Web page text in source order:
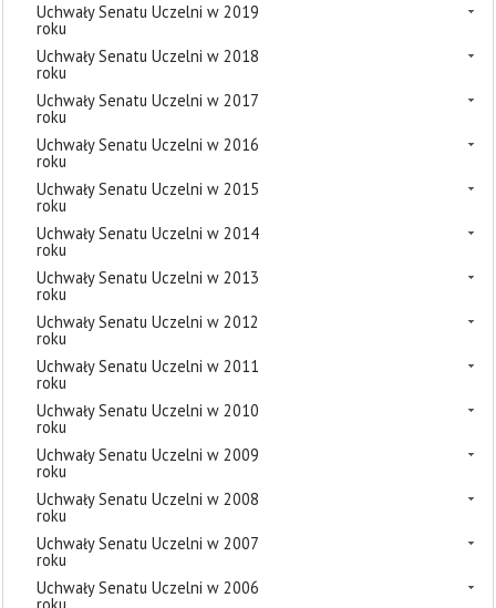
Uchwały Senatu Uczelni w 2019
roku
Uchwały Senatu Uczelni w 2018
roku
Uchwały Senatu Uczelni w 2017
roku
Uchwały Senatu Uczelni w 2016
roku
Uchwały Senatu Uczelni w 2015
roku
Uchwały Senatu Uczelni w 2014
roku
Uchwały Senatu Uczelni w 2013
roku
Uchwały Senatu Uczelni w 2012
roku
Uchwały Senatu Uczelni w 2011
roku
Uchwały Senatu Uczelni w 2010
roku
Uchwały Senatu Uczelni w 2009
roku
Uchwały Senatu Uczelni w 2008
roku
Uchwały Senatu Uczelni w 2007
roku
Uchwały Senatu Uczelni w 2006